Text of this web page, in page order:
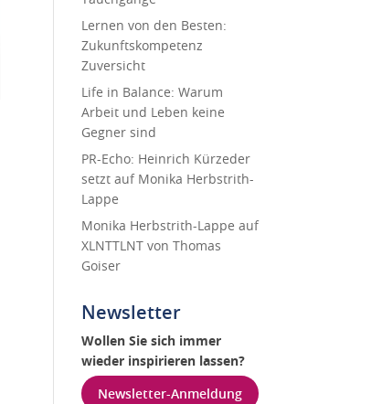
Lernen von den Besten:
Zukunftskompetenz
Zuversicht
Life in Balance: Warum
Arbeit und Leben keine
Gegner sind
PR-Echo: Heinrich Kürzeder
setzt auf Monika Herbstrith-
Lappe
Monika Herbstrith-Lappe auf
XLNTTLNT von Thomas
Goiser
Newsletter
Wollen Sie sich immer
wieder inspirieren lassen?
Newsletter-Anmeldung